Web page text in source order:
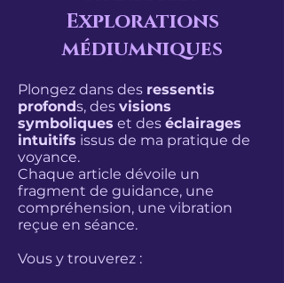
Explorations
médiumniques
Plongez dans des ressentis
profonds, des visions
symboliques et des éclairages
intuitifs issus de ma pratique de
voyance.
Chaque article dévoile un
fragment de guidance, une
compréhension, une vibration
reçue en séance.
Vous y trouverez :